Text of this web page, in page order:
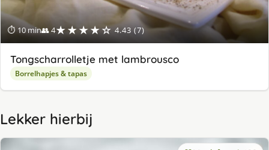
⏱ 10 min👥 4★★★★☆ 4.43 (7)
Tongscharrolletje met lambrousco
Borrelhapjes & tapas
Lekker hierbij